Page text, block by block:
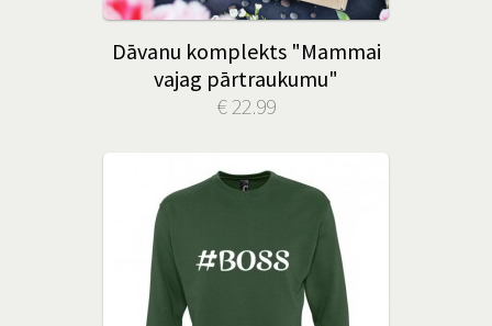
Dāvanu komplekts "Mammai
vajag pārtraukumu"
€ 22.99